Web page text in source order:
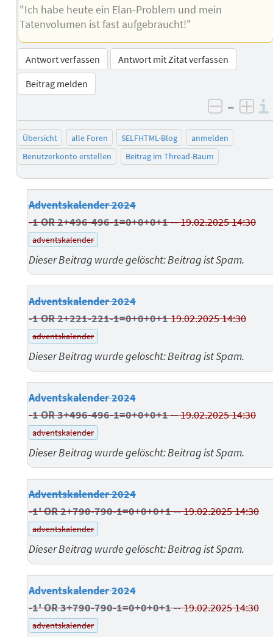
"Ich habe heute ein Elan-Problem und mein
Tatenvolumen ist fast aufgebraucht!"
Antwort verfassen
Antwort mit Zitat verfassen
Beitrag melden
negativ
–
Übersicht alle Foren SELFHTML-Blog
anmelden
Benutzerkonto erstellen
Beitrag im Thread-Baum
Adventskalender 2024
-1 OR 2+496-496-1=0+0+0+1 --19.02.2025 14:30
adventskalender
Dieser Beitrag wurde gelöscht: Beitrag ist Spam.
Adventskalender 2024
-1 OR 2+221-221-1=0+0+0+119.02.2025 14:30
adventskalender
Dieser Beitrag wurde gelöscht: Beitrag ist Spam.
Adventskalender 2024
-1 OR 3+496-496-1=0+0+0+1 --19.02.2025 14:30
adventskalender
Dieser Beitrag wurde gelöscht: Beitrag ist Spam.
Adventskalender 2024
-1' OR 2+790-790-1=0+0+0+1 --19.02.2025 14:30
adventskalender
Dieser Beitrag wurde gelöscht: Beitrag ist Spam.
Adventskalender 2024
-1' OR 3+790-790-1=0+0+0+1 --19.02.2025 14:30
adventskalender